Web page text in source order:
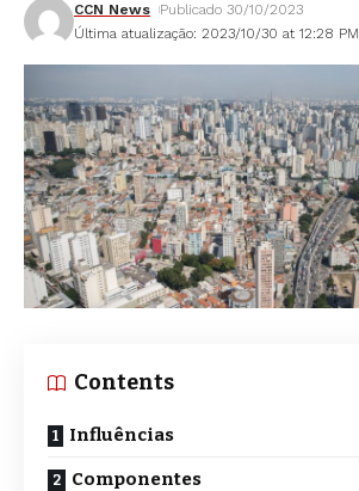
Última atualização: 2023/10/30 at 12:28 PM
CCN News Publicado 30/10/2023
Contents
Influências
Componentes